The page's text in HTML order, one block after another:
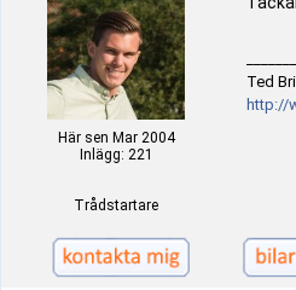
Här sen Mar 2004
Inlägg: 221
Trådstartare
Ted
http://